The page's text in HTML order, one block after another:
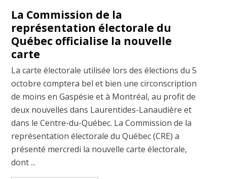
La Commission de la
représentation électorale du
Québec officialise la nouvelle
carte
La carte électorale utilisée lors des élections du 5
octobre comptera bel et bien une circonscription
de moins en Gaspésie et à Montréal, au profit de
deux nouvelles dans Laurentides-Lanaudière et
dans le Centre-du-Québec. La Commission de la
représentation électorale du Québec (CRE) a
présenté mercredi la nouvelle carte électorale,
dont ...